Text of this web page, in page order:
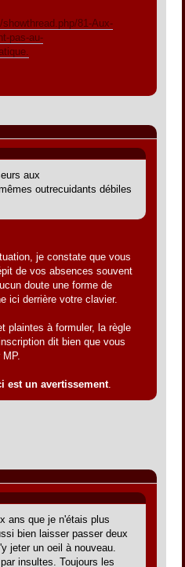
81-Aux-
pas-au-
aux
outrecuidants débiles
je constate que vous
de vos absences souvent
doute une forme de
ici derrière votre clavier.
plaintes à formuler, la règle
dit bien que vous
MP.
est un avertissement.
ans que je n'étais plus
bien laisser passer deux
jeter un oeil à nouveau.
insultes. Toujours les